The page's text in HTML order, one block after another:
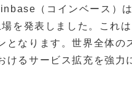
（コインベース）
を発表しました。これ
となります。世界全体
けるサービス拡充を強力